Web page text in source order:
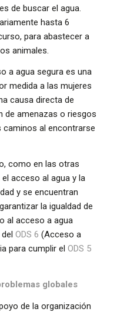
de buscar el agua.
hasta 6
para abastecer a
animales.
a agua segura es una
medida a las mujeres
causa directa de
de amenazas o riesgos
caminos al encontrarse
como en las otras
acceso al agua y la
y se encuentran
la igualdad de
al acceso a agua
ODS 6 (Acceso a
para cumplir el ODS 5
globales
de la organización